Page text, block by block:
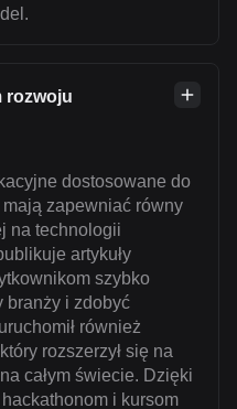
rozwoju
dostosowane do
zapewniać równy
na technologii
artykuły
szybko
branży i zdobyć
również
rozszerzył się na
całym świecie. Dzięki
i kursom